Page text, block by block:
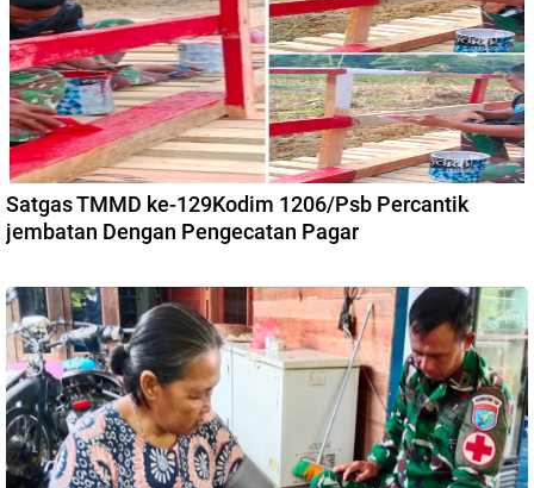
Satgas TMMD ke-129Kodim 1206/Psb Percantik
jembatan Dengan Pengecatan Pagar